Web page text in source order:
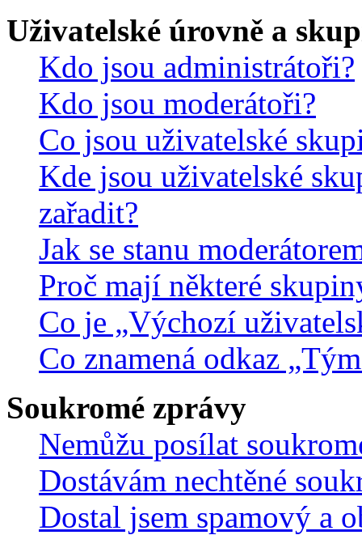
Uživatelské úrovně a
Kdo jsou administrátoři?
Kdo jsou moderátoři?
Co jsou uživatelské
Kde jsou uživatelské
zařadit?
Jak se stanu
Proč mají některé
Co je „Výchozí
Co znamená odkaz
Soukromé zprávy
Nemůžu posílat
Dostávám nechtěné
Dostal jsem spamový a